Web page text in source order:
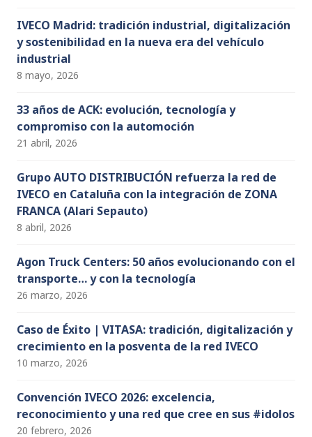
IVECO Madrid: tradición industrial, digitalización
y sostenibilidad en la nueva era del vehículo
industrial
8 mayo, 2026
33 años de ACK: evolución, tecnología y
compromiso con la automoción
21 abril, 2026
Grupo AUTO DISTRIBUCIÓN refuerza la red de
IVECO en Cataluña con la integración de ZONA
FRANCA (Alari Sepauto)
8 abril, 2026
Agon Truck Centers: 50 años evolucionando con el
transporte… y con la tecnología
26 marzo, 2026
Caso de Éxito | VITASA: tradición, digitalización y
crecimiento en la posventa de la red IVECO
10 marzo, 2026
Convención IVECO 2026: excelencia,
reconocimiento y una red que cree en sus #idolos
20 febrero, 2026